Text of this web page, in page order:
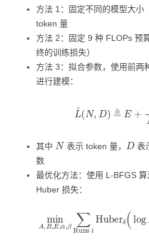
方法 1：固定不同的模型大小
token 量
方法 2：固定 9 种 FLOPs 预
终的训练损失）
方法 3：拟合参数，使用前两
进行建模：
其中 N 表示 token 量， D表
数
最优化方法：使用 L-BFGS
Huber 损失：
α,β∑ Huber